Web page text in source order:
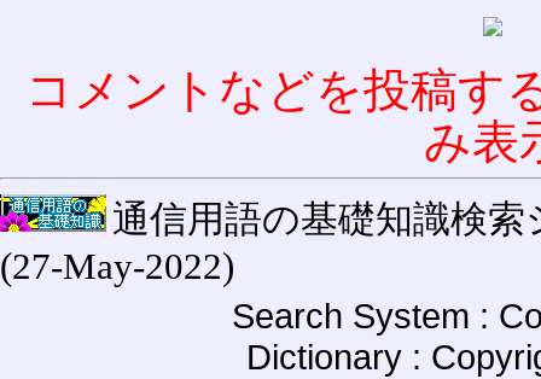
コメントなどを投稿す
み表
通信用語の基礎知識検索
(27-May-2022)
Search System :
Dictionary :